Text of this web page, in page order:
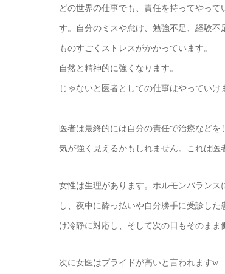
どの世界の仕事でも、責任を持ってやっ
す。自分のミスや怠け、勉強不足、経験不
ものすごくストレスがかかっています。
自然と精神的に強くなります。
じゃないと医者としての仕事はやっていけ
医者は最終的には自分の責任で治療など
気が強く見えるかもしれません。これは医
女性は生理があります。ホルモンバラン
し、夜中に酔っ払いや自分勝手に受診し
け冷静に対応し、そして次の日もそのまま
次に女医はプライドが高いと言われますw